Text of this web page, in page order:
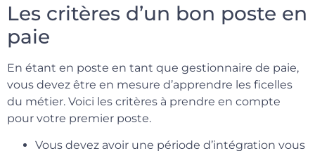
Les critères d’un bon poste en
paie
En étant en poste en tant que gestionnaire de paie,
vous devez être en mesure d’apprendre les ficelles
du métier. Voici les critères à prendre en compte
pour votre premier poste.
Vous devez avoir une période d’intégration vous